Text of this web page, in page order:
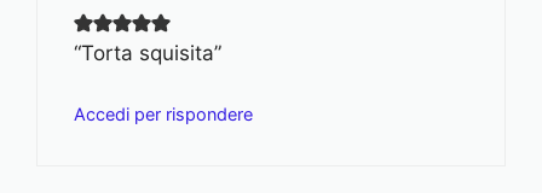
“Torta squisita”
Accedi per rispondere